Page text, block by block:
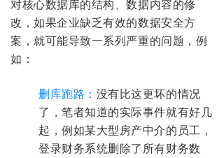
对核心数据库的结构、数据内容的修
改，如果企业缺乏有效的数据安全方
案，就可能导致一系列严重的问题，例
如：
删库跑路： 没有比这更坏的情况
了，笔者知道的实际事件就有好几
起，例如某大型房产中介的员工，
登录财务系统删除了所有财务数